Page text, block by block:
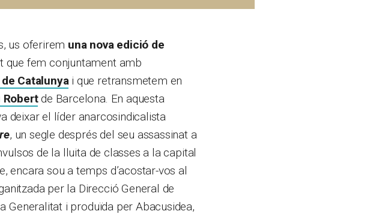
us oferirem una nova edició de
que fem conjuntament amb
Catalunyai que retransmetem en
Robertde Barcelona. En aquesta
deixar el líder anarcosindicalista
, un segle després del seu assassinat a
de la lluita de classes a la capital
encara sou a temps d’acostar-vos al
per la Direcció General de
Generalitat i produïda per Abacusidea,